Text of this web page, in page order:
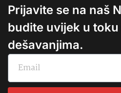
Prijavite se na naš
budite uvijek u
dešavanjima.